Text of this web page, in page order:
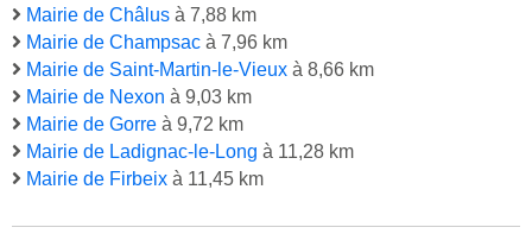
Mairie de Châlus à 7,88 km
Mairie de Champsac à 7,96 km
Mairie de Saint-Martin-le-Vieux à 8,66 km
Mairie de Nexon à 9,03 km
Mairie de Gorre à 9,72 km
Mairie de Ladignac-le-Long à 11,28 km
Mairie de Firbeix à 11,45 km